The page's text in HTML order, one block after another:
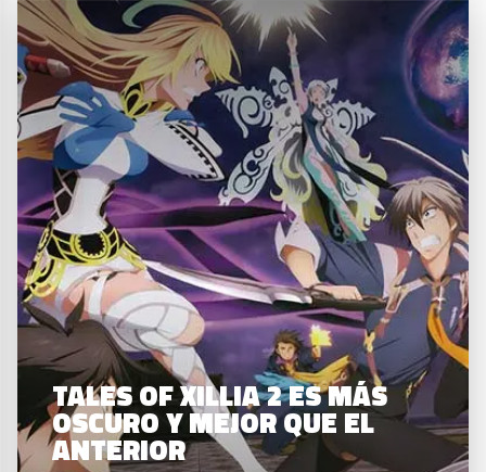
TALES OF XILLIA 2 ES MÁS
OSCURO Y MEJOR QUE EL
ANTERIOR